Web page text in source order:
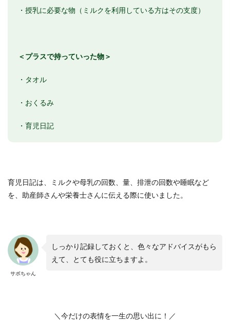
・授乳に必要な物（ミルクを利用している方はその支度）
＜プラスで持っていった物＞
・タオル
・おくるみ
・育児日記
育児日記は、ミルクや母乳の回数、量、排泄の回数や睡眠など
を、助産師さんや栄養士さんに伝える際に使いました。
サボちゃん
しっかり記録しておくと、色々なアドバイスがもら
えて、とても役に立ちますよ。
＼今だけの表情を一生の思い出に！／